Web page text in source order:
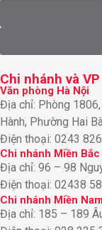
Chi nhánh và
Văn phòng Hà Nội
Địa chỉ: Phòng
Hành, Phường Hai
Điện thoại: 0243
Chi nhánh Miền Bắc
Địa chỉ: 96 – 98
Điện thoại: 02438
Chi nhánh Miền
Địa chỉ: 185 – 189